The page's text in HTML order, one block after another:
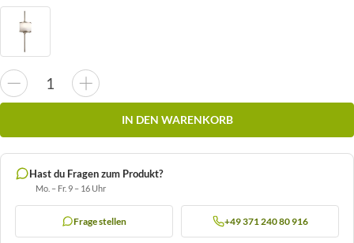
IN DEN WARENKORB
Hast du Fragen zum Produkt?
Mo. – Fr. 9 – 16 Uhr
Frage stellen +49 371 240 80 916